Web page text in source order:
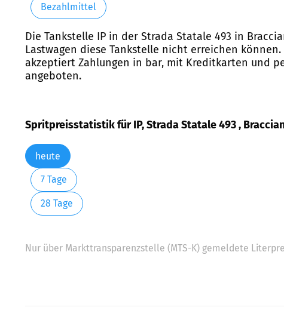
Bezahlmittel
Die Tankstelle IP in der Strada Statale 493 in
Lastwagen diese Tankstelle nicht erreichen
akzeptiert Zahlungen in bar, mit Kreditkarten und
angeboten.
Spritpreisstatistik für IP, Strada Statale 493 ,
heute
7 Tage
28 Tage
Nur über Markttransparenzstelle (MTS-K) gemeldete